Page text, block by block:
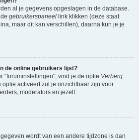
al je gegevens opgeslagen in de database.
gebruikerspaneel link klikken (deze staat
maar dit kan verschillen), daarna kun je je
de online gebruikers lijst?
"foruminstellingen", vind je de optie Verberg
optie activeert zul je onzichtbaar zijn voor
moderators en jezelf.
wordt van een andere tijdzone is dan